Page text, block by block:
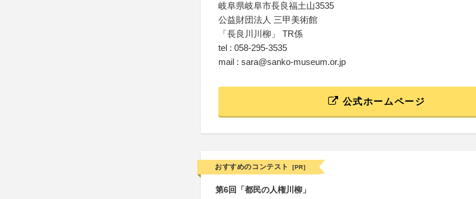
岐阜県岐阜市長良福土山3535
公益財団法人 三甲美術館
「長良川川柳」 TR係
tel : 058-295-3535
mail : sara@sanko-museum.or.jp
公式ホームページ
おすすめのコンテスト [PR]
第6回「都民の人権川柳」